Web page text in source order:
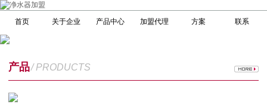
首页 关于企业 产品中心 加盟代理 方案 联系
产品/ PRODUCTS